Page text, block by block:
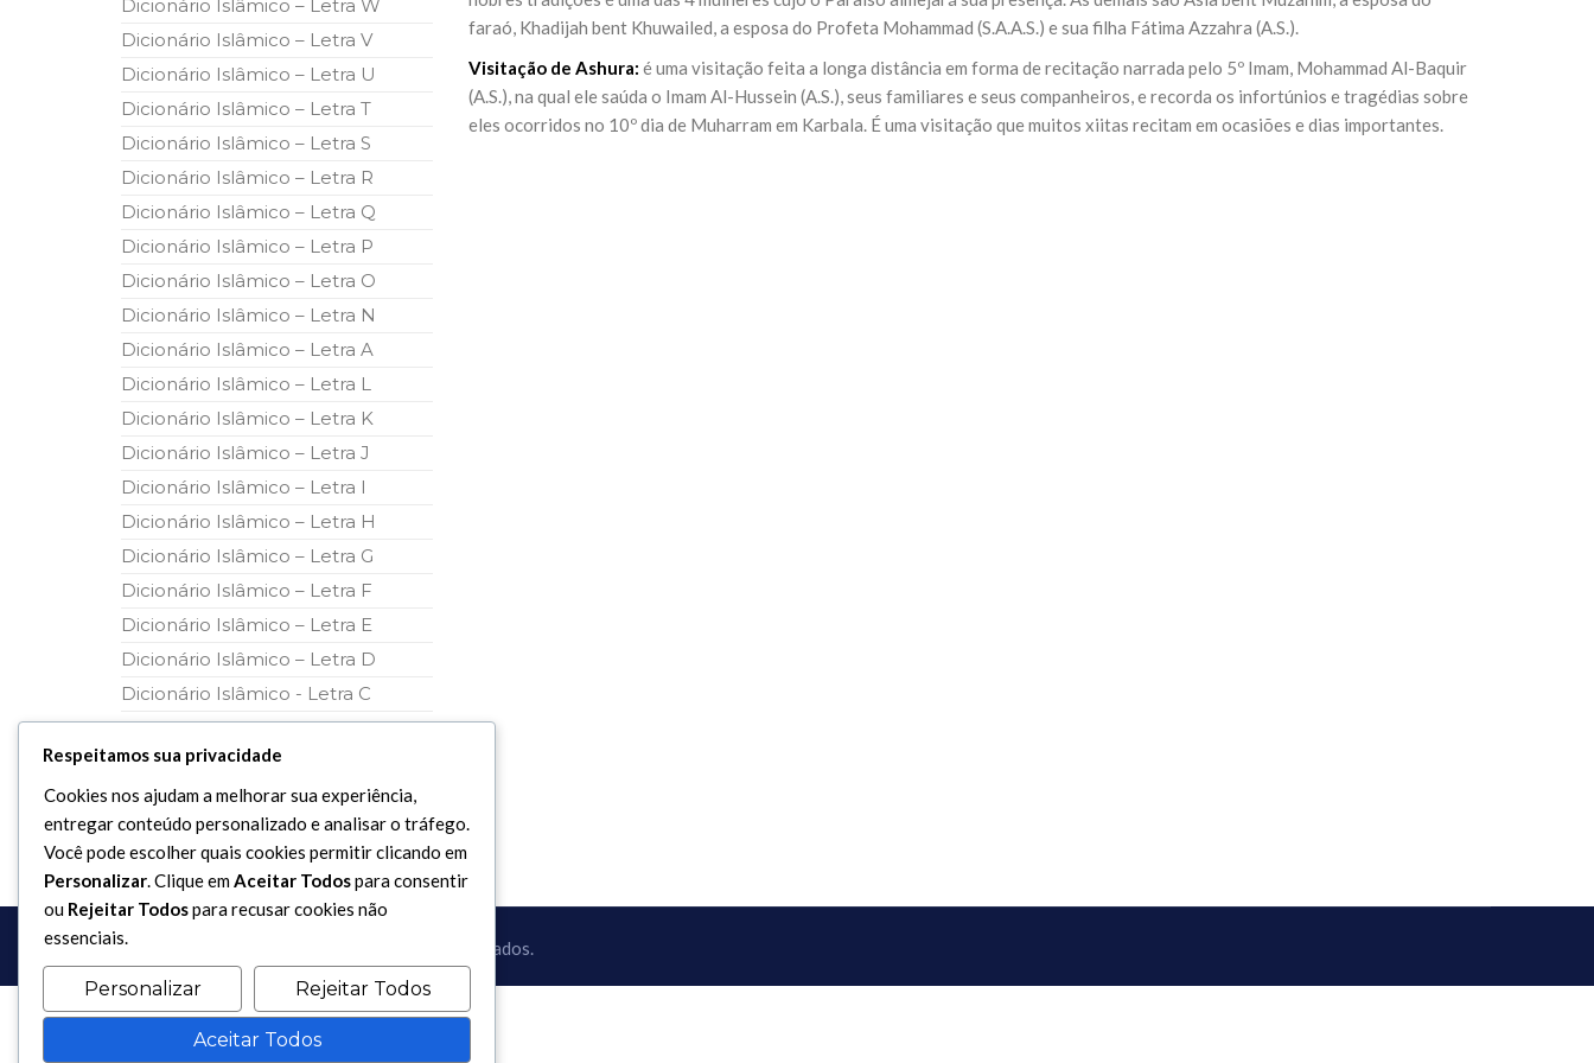
10 DE NOVEMBRO DE 2013
Falecimento do Imam Ali Ibn Al-Hussein (A.S.)
Em nome de Deus, o Clemente, o Misericordioso! Diante da data em que
relembramos o martírio do quarto Imam dos muçulmanos, o Imam Ali Ibn Al-
Hussein Ibn Ali Ibn Abi Táleb (A.S.), conhecido por “Zein Al-Ábidin” (Formosura
Centro Islâmico no Brasil recebe o ex-ministro das
Relações Exteriores da República Islâmica do Irã
Na noite da quinta-feira, 03 de Abril, o Centro Islâmico no Brasil recebeu em sua
sede, em São Paulo, o ex-ministro das Relações Exteriores da República Islâmica
Dicionário Islâmico – Letra W
Dicionário Islâmico – Letra V
Dicionário Islâmico – Letra U
Dicionário Islâmico – Letra T
Dicionário Islâmico – Letra S
Dicionário Islâmico – Letra R
Dicionário Islâmico – Letra Q
Dicionário Islâmico – Letra P
Dicionário Islâmico – Letra O
Dicionário Islâmico – Letra N
Dicionário Islâmico – Letra A
Dicionário Islâmico – Letra L
Dicionário Islâmico – Letra K
Dicionário Islâmico – Letra J
Dicionário Islâmico – Letra I
Dicionário Islâmico – Letra H
Dicionário Islâmico – Letra G
Dicionário Islâmico – Letra F
Dicionário Islâmico – Letra E
Dicionário Islâmico – Letra D
Dicionário Islâmico - Letra C
Dicionário Islâmico – Letra B
faraó, Khadijah bent Khuwailed, a esposa do Profeta Mohammad (S.A.A.S.) e sua filha Fátima Azzahra (A.S.).
Visitação de Ashura: é uma visitação feita a longa distância em forma de recitação narrada pelo 5º Imam, Mohammad Al-Baquir
(A.S.), na qual ele saúda o Imam Al-Hussein (A.S.), seus familiares e seus companheiros, e recorda os infortúnios e tragédias sobre
eles ocorridos no 10º dia de Muharram em Karbala. É uma visitação que muitos xiitas recitam em ocasiões e dias importantes.
Copyright 2017 - 2026 / Todos os direitos reservados.
Respeitamos sua privacidade
Cookies nos ajudam a melhorar sua experiência,
entregar conteúdo personalizado e analisar o tráfego.
Você pode escolher quais cookies permitir clicando em
Personalizar. Clique emAceitar Todospara consentir
ou Rejeitar Todospara recusar cookies não
essenciais.
Personalizar Rejeitar Todos
Aceitar Todos